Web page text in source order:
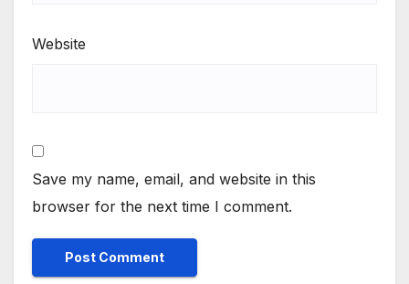
Website
Save my name, email, and website in this
browser for the next time I comment.